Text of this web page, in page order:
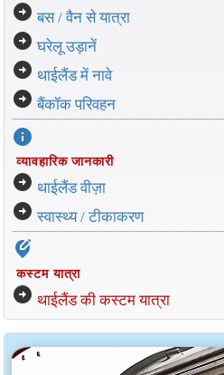
arrow_circle_right बस / वैन से यात्रा
arrow_circle_right घरेलू उड़ानें
arrow_circle_right थाईलैंड में नावे
arrow_circle_right बैंकॉक परिवहन
info
व्यावहारिक जानकारी
arrow_circle_right थाईलैंड वीज़ा
arrow_circle_right स्वास्थ्य / टीकाकरण
edit_location_alt
कस्टम यात्रा
arrow_circle_right थाईलैंड की कस्टम यात्रा